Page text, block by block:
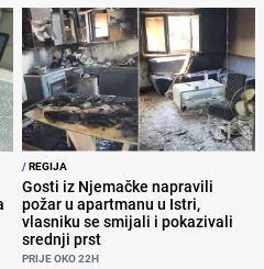
/REGIJA
Gosti iz Njemačke napravili
požar u apartmanu u Istri,
vlasniku se smijali i pokazivali
srednji prst
PRIJE OKO 22H